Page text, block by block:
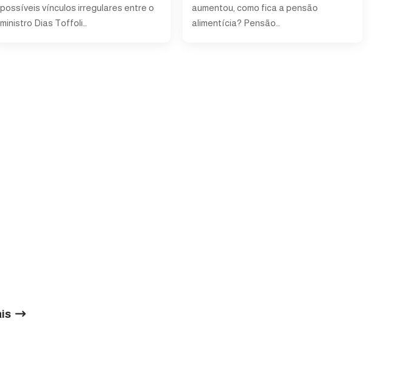
possíveis vínculos irregulares entre o
ministro Dias Toffoli…
aumentou, como fica a pensão
alimentícia? Pensão…